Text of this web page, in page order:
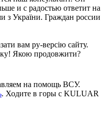
и с радостью ответит на
з України. Граждан россии
вам ру-версію сайту.
Якою продовжити?
на помощь ВСУ.
. Ходите в горы с KULUAR